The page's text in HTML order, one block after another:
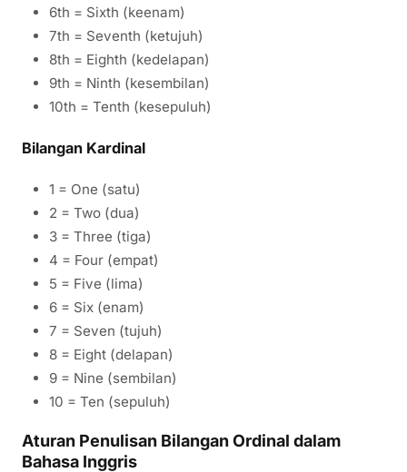
6th = Sixth (keenam)
7th = Seventh (ketujuh)
8th = Eighth (kedelapan)
9th = Ninth (kesembilan)
10th = Tenth (kesepuluh)
Bilangan Kardinal
1 = One (satu)
2 = Two (dua)
3 = Three (tiga)
4 = Four (empat)
5 = Five (lima)
6 = Six (enam)
7 = Seven (tujuh)
8 = Eight (delapan)
9 = Nine (sembilan)
10 = Ten (sepuluh)
Aturan Penulisan Bilangan Ordinal dalam
Bahasa Inggris